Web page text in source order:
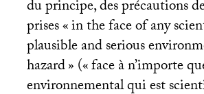
du principe, des précautions
prises «in the face of any
plausible and serious
hazard» («face à n’importe
environnemental qui est